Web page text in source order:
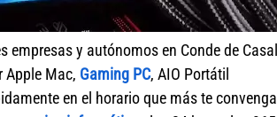
y autónomos en Conde de Casal
Apple Mac, Gaming PC, AIO Portátil
en el horario que más te convenga